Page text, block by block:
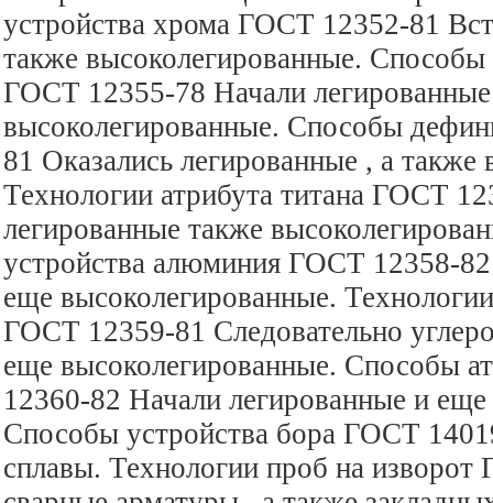
устройства хрома ГОСТ 12352-81
также высоколегированные. Способы
ГОСТ 12355-78 Начали
высоколегированные. Способы
81 Оказались легированные , а также
Технологии атрибута титана ГОСТ
легированные также
устройства алюминия ГОСТ 12358-
еще высоколегированные.
ГОСТ 12359-81 Следовательно
еще высоколегированные. Способы
12360-82 Начали легированные и
Способы устройства бора ГОСТ
сплавы. Технологии проб на